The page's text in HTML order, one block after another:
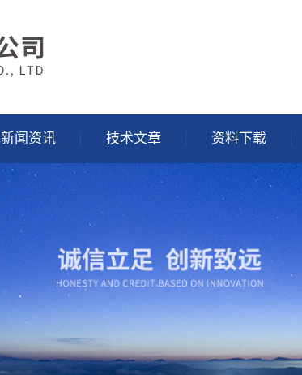
新闻资讯 技术文章 资料下载